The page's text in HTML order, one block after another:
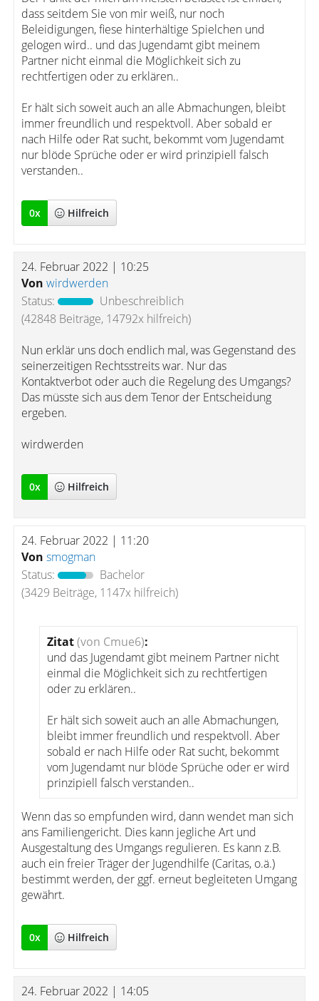
dass seitdem Sie von mir weiß, nur noch
Beleidigungen, fiese hinterhältige Spielchen und
gelogen wird.. und das Jugendamt gibt meinem
Partner nicht einmal die Möglichkeit sich zu
rechtfertigen oder zu erklären..
Er hält sich soweit auch an alle Abmachungen, bleibt
immer freundlich und respektvoll. Aber sobald er
nach Hilfe oder Rat sucht, bekommt vom Jugendamt
nur blöde Sprüche oder er wird prinzipiell falsch
verstanden..
0x Hilfreich
24. Februar 2022 | 10:25
Von wirdwerden
Status:
Unbeschreiblich
(42848 Beiträge, 14792x hilfreich)
Nun erklär uns doch endlich mal, was Gegenstand des
seinerzeitigen Rechtsstreits war. Nur das
Kontaktverbot oder auch die Regelung des Umgangs?
Das müsste sich aus dem Tenor der Entscheidung
ergeben.
wirdwerden
0x Hilfreich
24. Februar 2022 | 11:20
Von smogman
Status:
Bachelor
(3429 Beiträge, 1147x hilfreich)
Zitat(von Cmue6):
und das Jugendamt gibt meinem Partner nicht
einmal die Möglichkeit sich zu rechtfertigen
oder zu erklären..
Er hält sich soweit auch an alle Abmachungen,
bleibt immer freundlich und respektvoll. Aber
sobald er nach Hilfe oder Rat sucht, bekommt
vom Jugendamt nur blöde Sprüche oder er wird
prinzipiell falsch verstanden..
Wenn das so empfunden wird, dann wendet man sich
ans Familiengericht. Dies kann jegliche Art und
Ausgestaltung des Umgangs regulieren. Es kann z.B.
auch ein freier Träger der Jugendhilfe (Caritas, o.ä.)
bestimmt werden, der ggf. erneut begleiteten Umgang
gewährt.
0x Hilfreich
24. Februar 2022 | 14:05